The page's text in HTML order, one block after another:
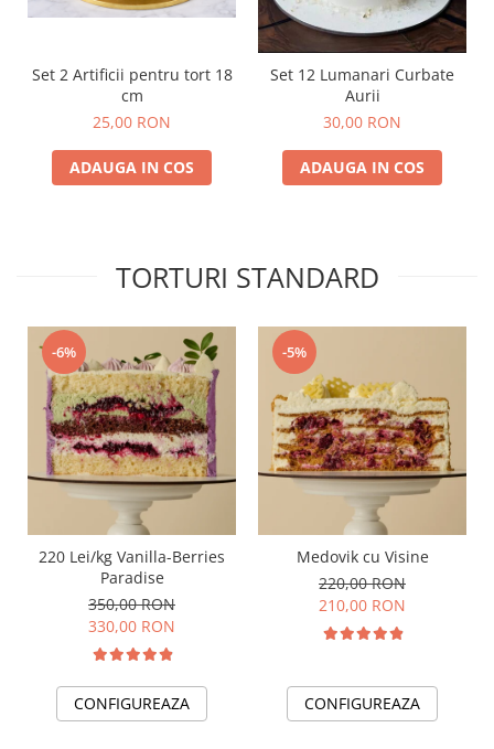
Set 2 Artificii pentru tort 18
cm
25,00 RON
ADAUGA IN COS
Set 12 Lumanari Curbate
Aurii
30,00 RON
ADAUGA IN COS
TORTURI STANDARD
-6%
220 Lei/kg Vanilla-Berries
Paradise
350,00 RON
330,00 RON
CONFIGUREAZA
-5%
Medovik cu Visine
220,00 RON
210,00 RON
CONFIGUREAZA